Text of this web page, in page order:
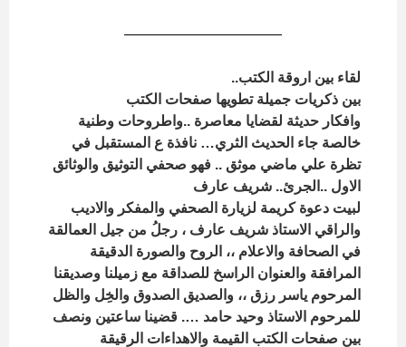
لقاء بين اروقة الكتب..
بين ذكريات جميلة تطويها صفحات الكتب
وافكار حديثة لقضايا معاصرة ..واطروحات وطنية
خالصة جاء الحديث الثري… نافذة ع المستقبل في
تظرة علي ماضي موثق .. فهو صحفي التوثيق والوثائق
الاول ..الجرئ.. شريف عارف
لبيت دعوة كريمة لزيارة الصحفي والمفكر والاديب
والراقي الاستاذ شريف عارف ، رجلُ من جيل العمالقة
في الصحافة والاعلام ،، الروح والصورة الدقيقة
المرافقة والعنوان الراسخ للصداقة مع زميلنا وصديقنا
المرحوم ياسر رزق ،، والصديق الصدوق والخِل والظل
للمرحوم الاستاذ وحيد حامد …. قضينا ساعتين ونصف
بين صفحات الكتب القيمة والاهداءات الرقيقة